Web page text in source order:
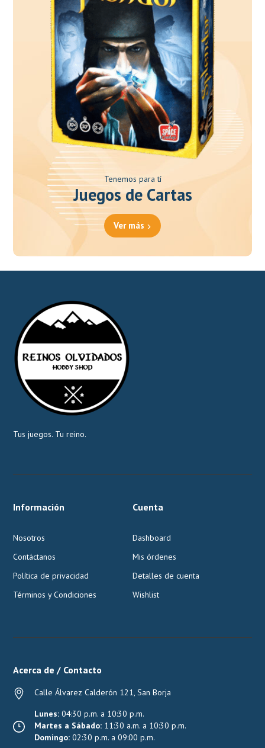
Tenemos para tí
Juegos de Cartas
Ver más
Tus juegos. Tu reino.
Información
Nosotros
Contáctanos
Política de privacidad
Términos y Condiciones
Cuenta
Dashboard
Mis órdenes
Detalles de cuenta
Wishlist
Acerca de / Contacto
Calle Álvarez Calderón 121, San Borja
Lunes: 04:30 p.m. a 10:30 p.m.
Martes a Sábado: 11:30 a.m. a 10:30 p.m.
Domingo: 02:30 p.m. a 09:00 p.m.